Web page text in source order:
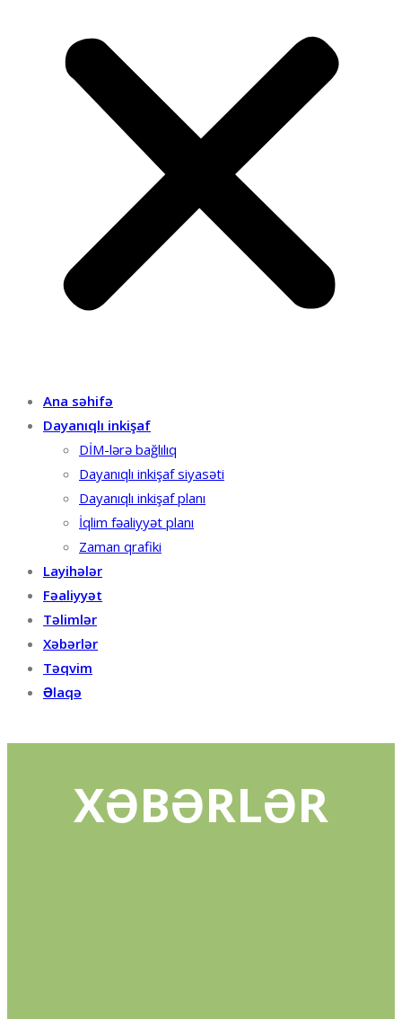
Ana səhifə
Dayanıqlı inkişaf
DİM-lərə bağlılıq
Dayanıqlı inkişaf siyasəti
Dayanıqlı inkişaf planı
İqlim fəaliyyət planı
Zaman qrafiki
Layihələr
Fəaliyyət
Təlimlər
Xəbərlər
Təqvim
Əlaqə
XƏBƏRLƏR